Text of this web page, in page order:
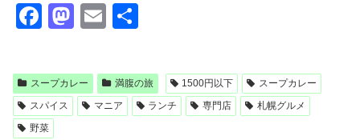
F
c
e
b
M
st
o
d
E
ail
スープカレー 満腹の旅 1500円以下
スープカレー
スパイス
マニア ランチ 専門店
札幌グルメ
野菜